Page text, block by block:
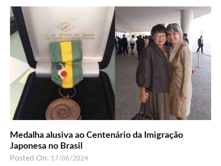
Medalha alusiva ao Centenário da Imigração
Japonesa no Brasil
Posted On: 17/06/2024